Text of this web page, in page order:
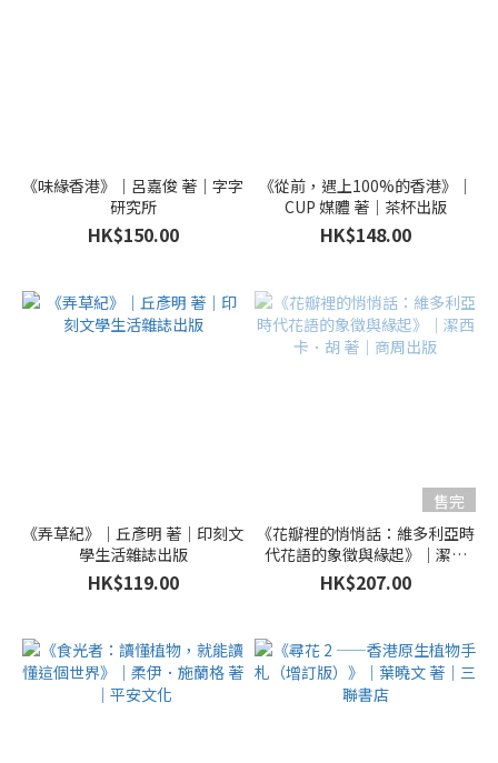
《味緣香港》｜呂嘉俊 著｜字字
研究所
HK$150.00
《從前，遇上100%的香港》｜
CUP 媒體 著｜茶杯出版
HK$148.00
《弄草紀》｜丘彥明 著｜印刻文
學生活雜誌出版
HK$119.00
售完
《花瓣裡的悄悄話：維多利亞時
代花語的象徵與緣起》｜潔西
卡．胡 著｜商周出版
HK$207.00